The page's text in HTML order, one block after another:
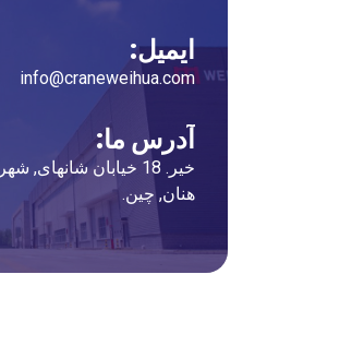
ایمیل:
info@craneweihua.com
آدرس ما:
خیر. 18 خیابان
هنان, چین.